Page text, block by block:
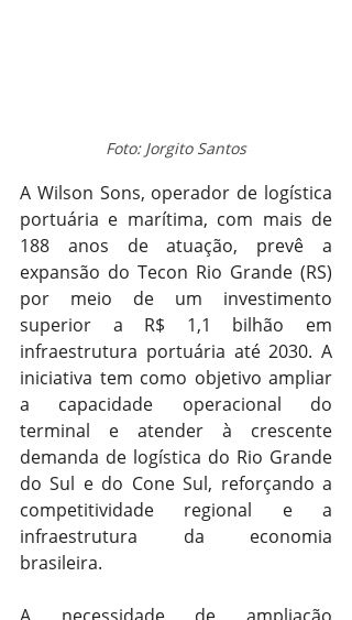
Foto: Jorgito Santos
A Wilson Sons, operador de logística
portuária e marítima, com mais de
188 anos de atuação, prevê a
expansão do Tecon Rio Grande (RS)
por meio de um investimento
superior a R$ 1,1 bilhão em
infraestrutura portuária até 2030. A
iniciativa tem como objetivo ampliar
a capacidade operacional do
terminal e atender à crescente
demanda de logística do Rio Grande
do Sul e do Cone Sul, reforçando a
competitividade regional e a
infraestrutura da economia
brasileira.